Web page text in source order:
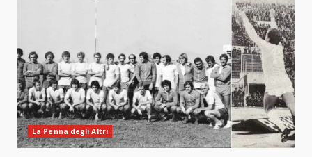
La Penna degli Altri